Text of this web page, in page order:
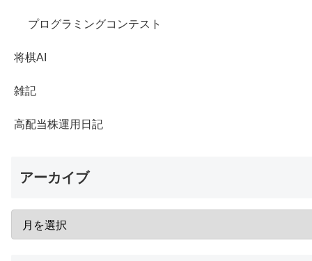
プログラミングコンテスト
将棋AI
雑記
高配当株運用日記
アーカイブ